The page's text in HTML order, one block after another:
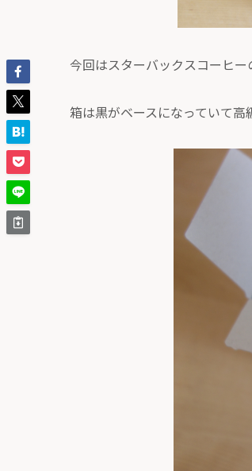
今回はスターバックスコーヒ
箱は黒がベースになっていて高